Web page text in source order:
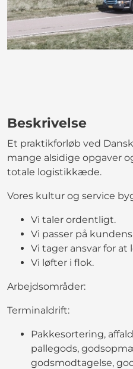
Beskrivelse
Et praktikforløb ved
mange alsidige opgaver
totale logistikkæde.
Vores kultur og service
Vi taler ordentligt.
Vi passer på
Vi tager ansvar for at
Vi løfter i flok.
Arbejdsområder:
Terminaldrift:
Pakkesortering,
pallegods,
godsmodtagelse,